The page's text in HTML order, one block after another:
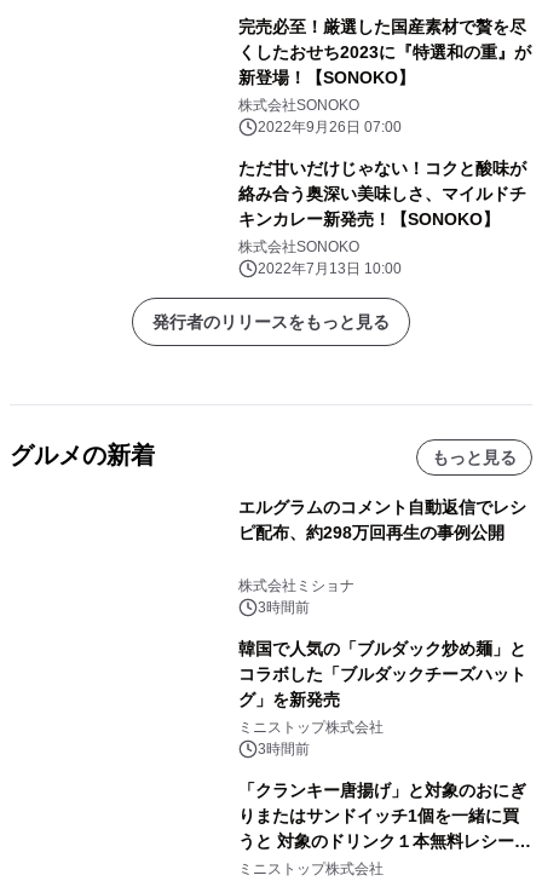
完売必至！厳選した国産素材で贅を尽
くしたおせち2023に『特選和の重』が
新登場！【SONOKO】
株式会社SONOKO
2022年9月26日 07:00
ただ甘いだけじゃない！コクと酸味が
絡み合う奥深い美味しさ、マイルドチ
キンカレー新発売！【SONOKO】
株式会社SONOKO
2022年7月13日 10:00
発行者のリリースをもっと見る
グルメの新着 もっと見る
エルグラムのコメント自動返信でレシ
ピ配布、約298万回再生の事例公開
株式会社ミショナ
3時間前
韓国で人気の「ブルダック炒め麺」と
コラボした「ブルダックチーズハット
グ」を新発売
ミニストップ株式会社
3時間前
「クランキー唐揚げ」と対象のおにぎ
りまたはサンドイッチ1個を一緒に買
うと 対象のドリンク１本無料レシート
クーポンもらえる！※1
ミニストップ株式会社